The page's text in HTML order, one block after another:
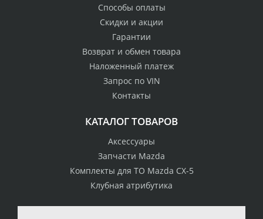
стоимости
Гарантия качества
Способы оплаты
Скидки и акции
Гарантии
Возврат и обмен товара
Наложенный платеж
Запрос по VIN
Контакты
КАТАЛОГ ТОВАРОВ
Аксессуары
Запчасти Mazda
Комплекты для ТО Mazda CX-5
Клубная атрибутика